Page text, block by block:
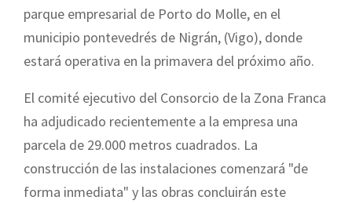
parque empresarial de Porto do Molle, en el
municipio pontevedrés de Nigrán, (Vigo), donde
estará operativa en la primavera del próximo año.
El comité ejecutivo del Consorcio de la Zona Franca
ha adjudicado recientemente a la empresa una
parcela de 29.000 metros cuadrados. La
construcción de las instalaciones comenzará "de
forma inmediata" y las obras concluirán este